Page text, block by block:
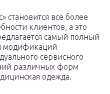
становится все более
клиентов, а это
самый полный
модификаций
сервисного
различных форм
одежда.